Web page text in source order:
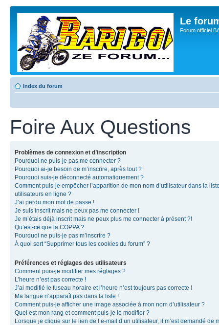
Le
Forum officiel
Index du forum
Foire Aux Questions
Problèmes de connexion et d’inscription
Pourquoi ne puis-je pas me connecter ?
Pourquoi ai-je besoin de m’inscrire, après tout ?
Pourquoi suis-je déconnecté automatiquement ?
Comment puis-je empêcher l’apparition de mon nom d’utilisateur dans la
utilisateurs en ligne ?
J’ai perdu mon mot de passe !
Je suis inscrit mais ne peux pas me connecter !
Je m’étais déjà inscrit mais ne peux plus me connecter à présent ?!
Qu’est-ce que la COPPA ?
Pourquoi ne puis-je pas m’inscrire ?
À quoi sert “Supprimer tous les cookies du forum” ?
Préférences et réglages des utilisateurs
Comment puis-je modifier mes réglages ?
L’heure n’est pas correcte !
J’ai modifié le fuseau horaire et l’heure n’est toujours pas correcte !
Ma langue n’apparaît pas dans la liste !
Comment puis-je afficher une image associée à mon nom d’utilisateur ?
Quel est mon rang et comment puis-je le modifier ?
Lorsque je clique sur le lien de l’e-mail d’un utilisateur, il m’est demandé de